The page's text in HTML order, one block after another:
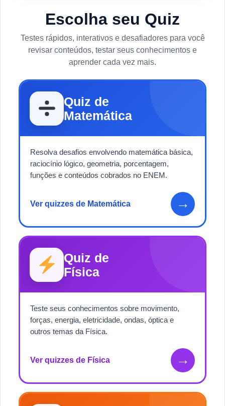
Escolha seu Quiz
Testes rápidos, interativos e desafiadores para você
revisar conteúdos, testar seus conhecimentos e
aprender cada vez mais.
Quiz de
Matemática
Resolva desafios envolvendo matemática básica,
raciocínio lógico, geometria, porcentagem,
funções e conteúdos cobrados no ENEM.
Ver quizzes de Matemática →
Quiz de
Física
Teste seus conhecimentos sobre movimento,
forças, energia, eletricidade, ondas, óptica e
outros temas da Física.
Ver quizzes de Física →